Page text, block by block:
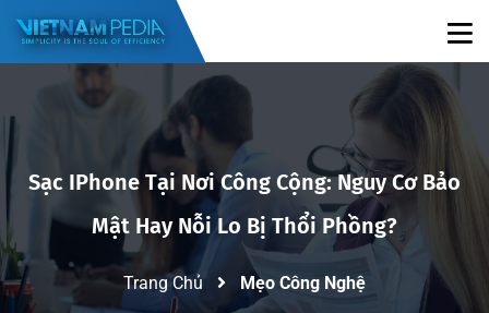
Sạc IPhone Tại Nơi Công Cộng: Nguy Cơ Bảo
Mật Hay Nỗi Lo Bị Thổi Phồng?
Trang Chủ Mẹo Công Nghệ